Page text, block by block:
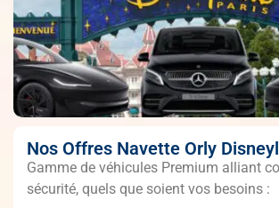
Nos Offres Navette Orly
Gamme de véhicules Premium alliant
sécurité, quels que soient vos besoins :